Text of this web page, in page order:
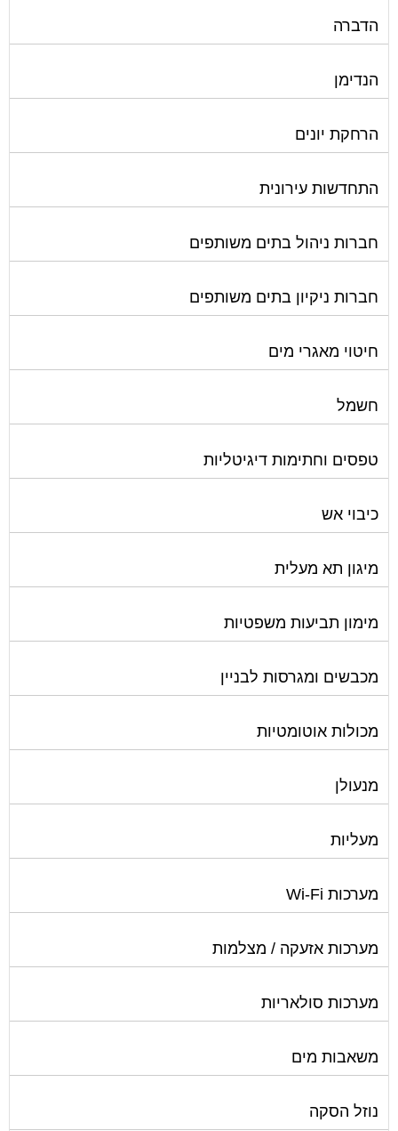
הדברה
הנדימן
הרחקת יונים
התחדשות עירונית
חברות ניהול בתים משותפים
חברות ניקיון בתים משותפים
חיטוי מאגרי מים
חשמל
טפסים וחתימות דיגיטליות
כיבוי אש
מיגון תא מעלית
מימון תביעות משפטיות
מכבשים ומגרסות לבניין
מכולות אוטומטיות
מנעולן
מעליות
מערכות Wi-Fi
מערכות אזעקה / מצלמות
מערכות סולאריות
משאבות מים
נוזל הסקה